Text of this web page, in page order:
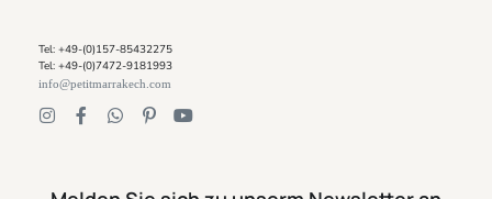
Tel: +49-(0)157-85432275
Tel: +49-(0)7472-9181993
info@petitmarrakech.com